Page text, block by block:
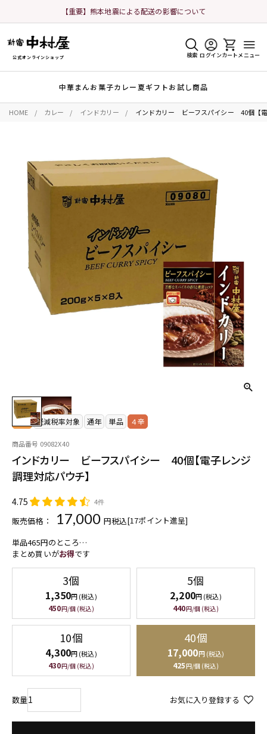
【重要】熊本地震による配送の影響について
公式オンラインショップ 検索 ログインカート メニュー
中華まんお菓子カレー夏ギフトお試し商品
HOME カレー インドカリー インドカリー ビーフスパイシー 40個【
常温 軽減税率対象 通年 単品 ４辛
商品番号 09082X40
インドカリー ビーフスパイシー 40個【電子レンジ
調理対応パウチ】
4.75 4件
販売価格： 17,000 税込[17ポイント進呈]
単品465円のところ…
まとめ買いがお得です
3個
1,350円 (税込)
450円/個 (税込)
5個
2,200円 (税込)
440円/個 (税込)
10個
4,300円 (税込)
430円/個 (税込)
40個
17,000円 (税込)
425円/個 (税込)
お気に入り登録する